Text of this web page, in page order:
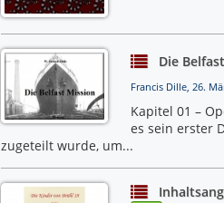
Die
Francis Dille, 26.
Kapitel 01 –
es sein erster
zugeteilt wurde, um...